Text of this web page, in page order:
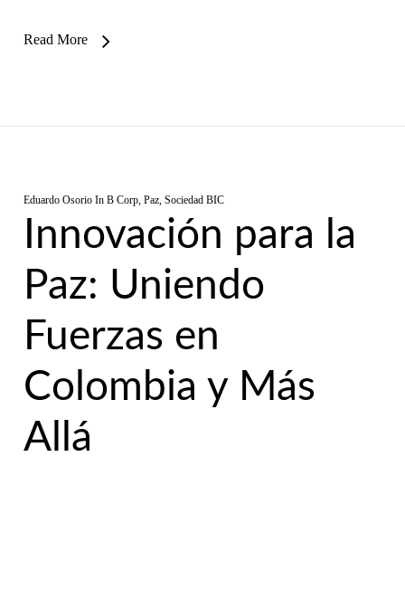
Read More
Eduardo Osorio In B Corp, Paz, Sociedad BIC
Innovación para la
Paz: Uniendo
Fuerzas en
Colombia y Más
Allá